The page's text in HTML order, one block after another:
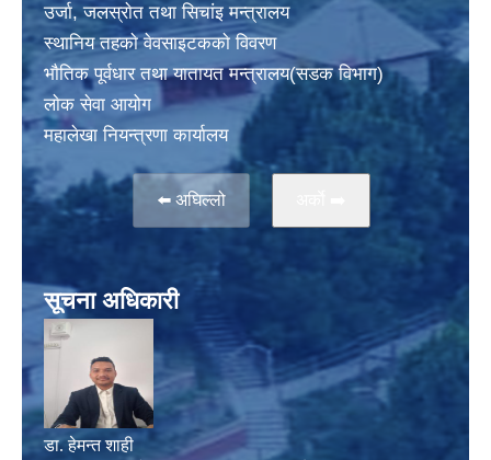
उर्जा, जलस्राेत तथा सिचांइ मन्त्रालय
स्थानिय तहकाे वेवसाइटककाे विवरण
भाैतिक पूर्वधार तथा यातायत मन्त्रालय(सडक विभाग)
लाेक सेवा आयोग
महालेखा नियन्त्रणा कार्यालय
⬅️ अघिल्लो
सूचना अधिकारी
डा. हेमन्त शाही